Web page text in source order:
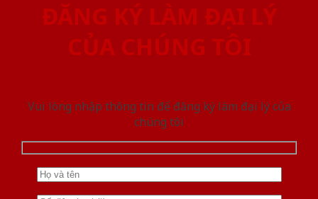
ĐĂNG KÝ LÀM ĐẠI LÝ
CỦA CHÚNG TÔI
Vui lòng nhập thông tin để đăng ký làm đại lý của
chúng tôi